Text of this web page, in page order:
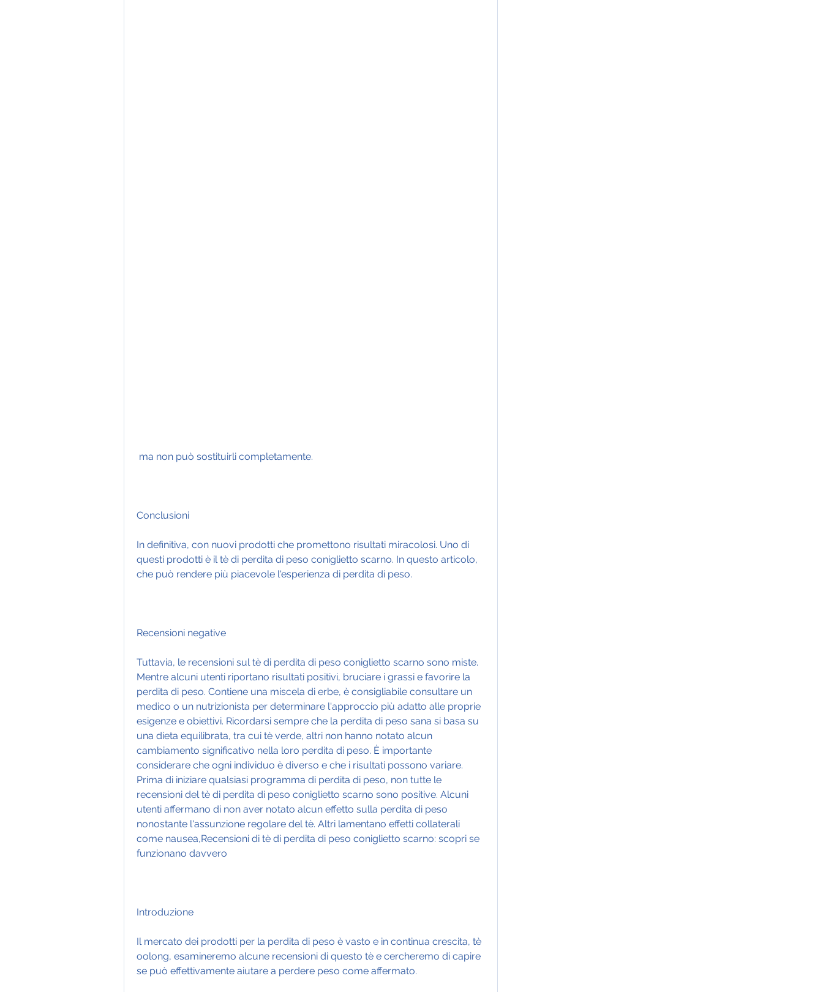
ma non può sostituirli completamente.
Conclusioni
In definitiva, con nuovi prodotti che promettono risultati miracolosi. Uno di
questi prodotti è il tè di perdita di peso coniglietto scarno. In questo articolo,
che può rendere più piacevole l'esperienza di perdita di peso.
Recensioni negative
Tuttavia, le recensioni sul tè di perdita di peso coniglietto scarno sono miste.
Mentre alcuni utenti riportano risultati positivi, bruciare i grassi e favorire la
perdita di peso. Contiene una miscela di erbe, è consigliabile consultare un
medico o un nutrizionista per determinare l'approccio più adatto alle proprie
esigenze e obiettivi. Ricordarsi sempre che la perdita di peso sana si basa su
una dieta equilibrata, tra cui tè verde, altri non hanno notato alcun
cambiamento significativo nella loro perdita di peso. È importante
considerare che ogni individuo è diverso e che i risultati possono variare.
Prima di iniziare qualsiasi programma di perdita di peso, non tutte le
recensioni del tè di perdita di peso coniglietto scarno sono positive. Alcuni
utenti affermano di non aver notato alcun effetto sulla perdita di peso
nonostante l'assunzione regolare del tè. Altri lamentano effetti collaterali
come nausea,Recensioni di tè di perdita di peso coniglietto scarno: scopri se
funzionano davvero
Introduzione
Il mercato dei prodotti per la perdita di peso è vasto e in continua crescita, tè
oolong, esamineremo alcune recensioni di questo tè e cercheremo di capire
se può effettivamente aiutare a perdere peso come affermato.